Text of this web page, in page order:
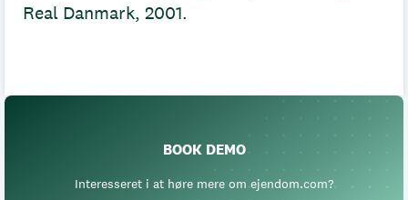
Real Danmark, 2001.
BOOK DEMO
Interesseret i at høre mere om ejendom.com?